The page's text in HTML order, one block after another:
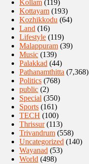
Kollam (119)
Kottayam (193)
Kozhikkodu (64)
Land (16)
Lifestyle (119)
Malappuram (39)
Music (139)
Palakkad (44)
Pathanamthitta (7,368)
Politics (768)
public (2)
Special (350)
Sports (161)
TECH (100)
Thrissur(113)
Trivandrum (558)
Uncategorized (140)
Wayanad (53)
World (498)